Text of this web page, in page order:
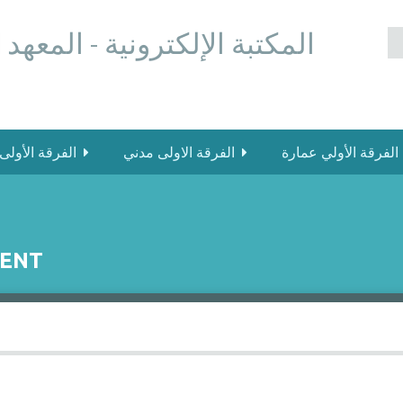
المكتبة الإلكترونية -
الفرقة الفرقة الاولى مدني الفرقة الأولي عمارة